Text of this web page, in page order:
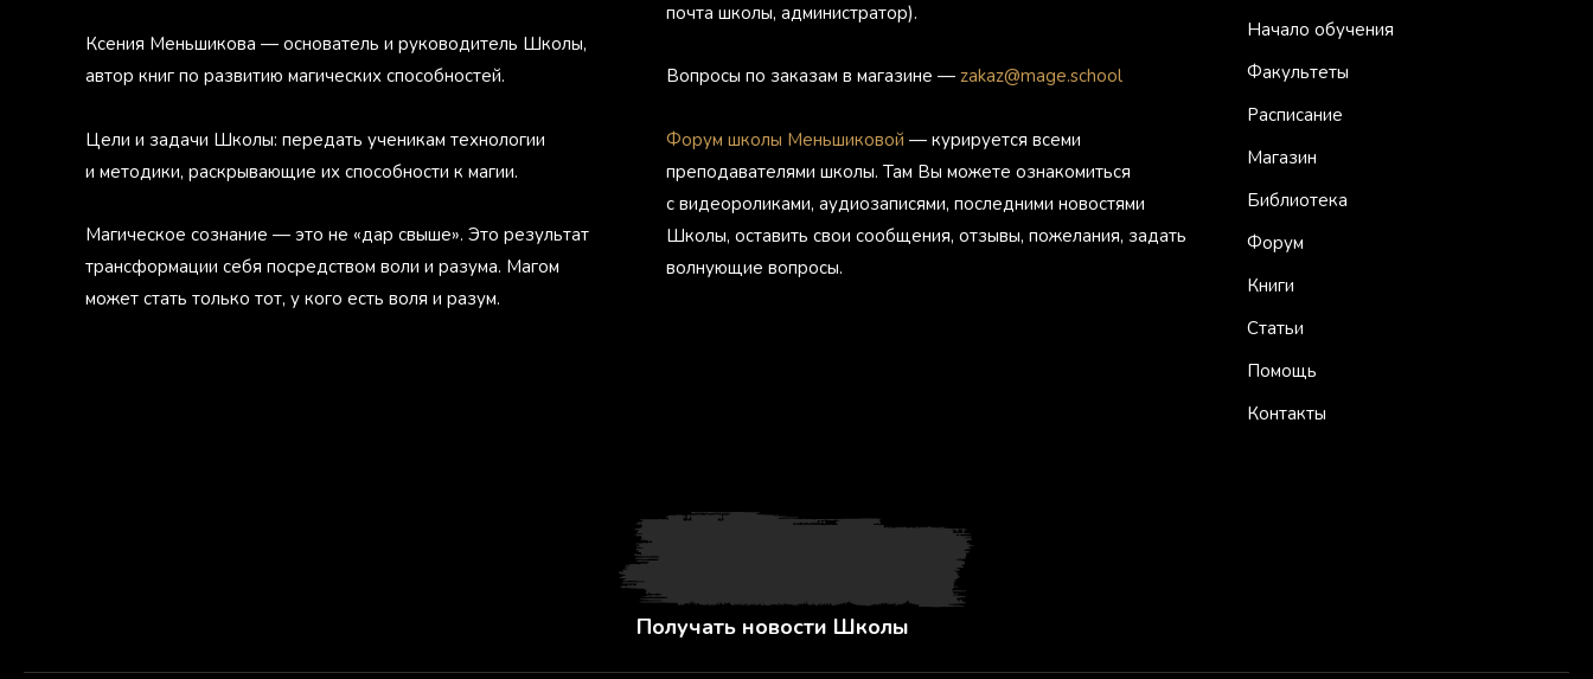
Ксения Меньшикова — основатель и руководитель Школы,
автор книг по развитию магических способностей.
Цели и задачи Школы: передать ученикам технологии
и методики, раскрывающие их способности к магии.
Магическое сознание — это не «дар свыше». Это результат
трансформации себя посредством воли и разума. Магом
может стать только тот, у кого есть воля и разум.
почта школы, администратор).
Вопросы по заказам в магазине — zakaz@mage.school
Форум школы Меньшиковой — курируется всеми
преподавателями школы. Там Вы можете ознакомиться
с видеороликами, аудиозаписями, последними новостями
Школы, оставить свои сообщения, отзывы, пожелания, задать
волнующие вопросы.
Начало обучения
Факультеты
Расписание
Магазин
Библиотека
Форум
Книги
Статьи
Помощь
Контакты
Получать новости Школы